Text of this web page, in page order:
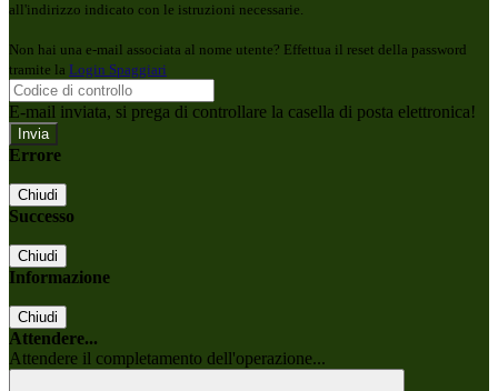
all'indirizzo indicato con le istruzioni necessarie.
Non hai una e-mail associata al nome utente? Effettua il reset della password
tramite la Login Spaggiari
E-mail inviata, si prega di controllare la casella di posta elettronica!
Errore
Chiudi
Successo
Chiudi
Informazione
Chiudi
Attendere...
Attendere il completamento dell'operazione...